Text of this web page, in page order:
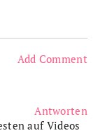
Add Comment
auf Videos
Antworten